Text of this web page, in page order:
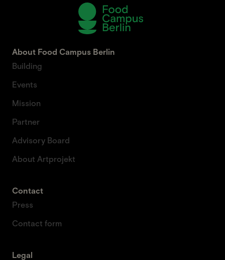
About Food Campus Berlin
Building
Events
Mission
Partner
Advisory Board
About Artprojekt
Contact
Press
Contact form
Legal